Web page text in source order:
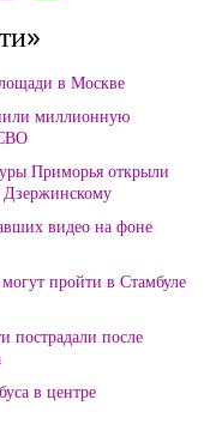
в Москве
миллионную
Приморья открыли
видео на фоне
пройти в Стамбуле
пострадали после
в центре